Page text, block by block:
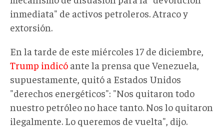
inmediata" de activos petroleros. Atraco y
extorsión.
En la tarde de este miércoles 17 de diciembre,
Trump indicó ante la prensa que Venezuela,
supuestamente, quitó a Estados Unidos
"derechos energéticos": "Nos quitaron todo
nuestro petróleo no hace tanto. Nos lo quitaron
ilegalmente. Lo queremos de vuelta", dijo.